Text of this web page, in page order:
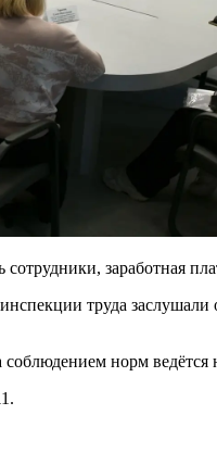
заработная
труда
норм